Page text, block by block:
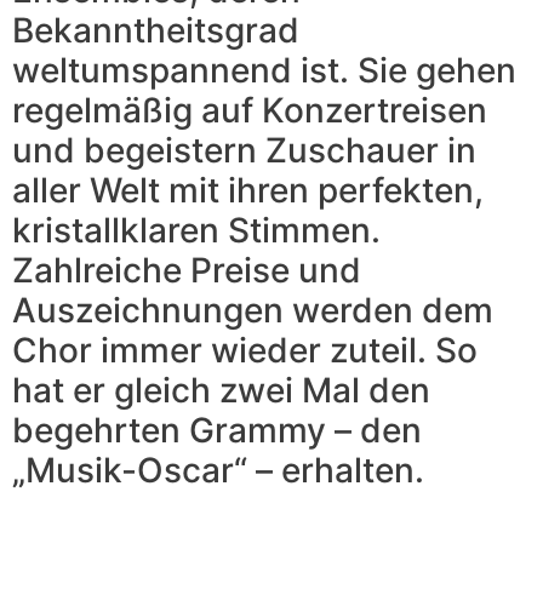
Bekanntheitsgrad
weltumspannend ist. Sie gehen
regelmäßig auf Konzertreisen
und begeistern Zuschauer in
aller Welt mit ihren perfekten,
kristallklaren Stimmen.
Zahlreiche Preise und
Auszeichnungen werden dem
Chor immer wieder zuteil. So
hat er gleich zwei Mal den
begehrten Grammy – den
„Musik-Oscar“ – erhalten.